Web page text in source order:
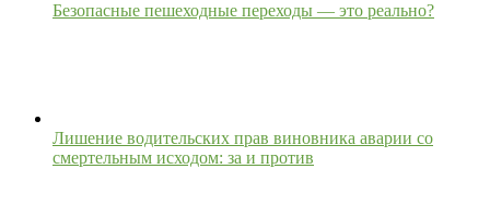
Безопасные пешеходные переходы — это реально?
Лишение водительских прав виновника аварии со
смертельным исходом: за и против